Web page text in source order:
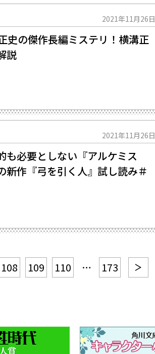
2021年11月26日
の傑作長編ミステリ！――横溝正
説
2021年11月26日
必要としない――『アルケミス
新作『弓を引く人』試し読み＃
108 109 110 … 173